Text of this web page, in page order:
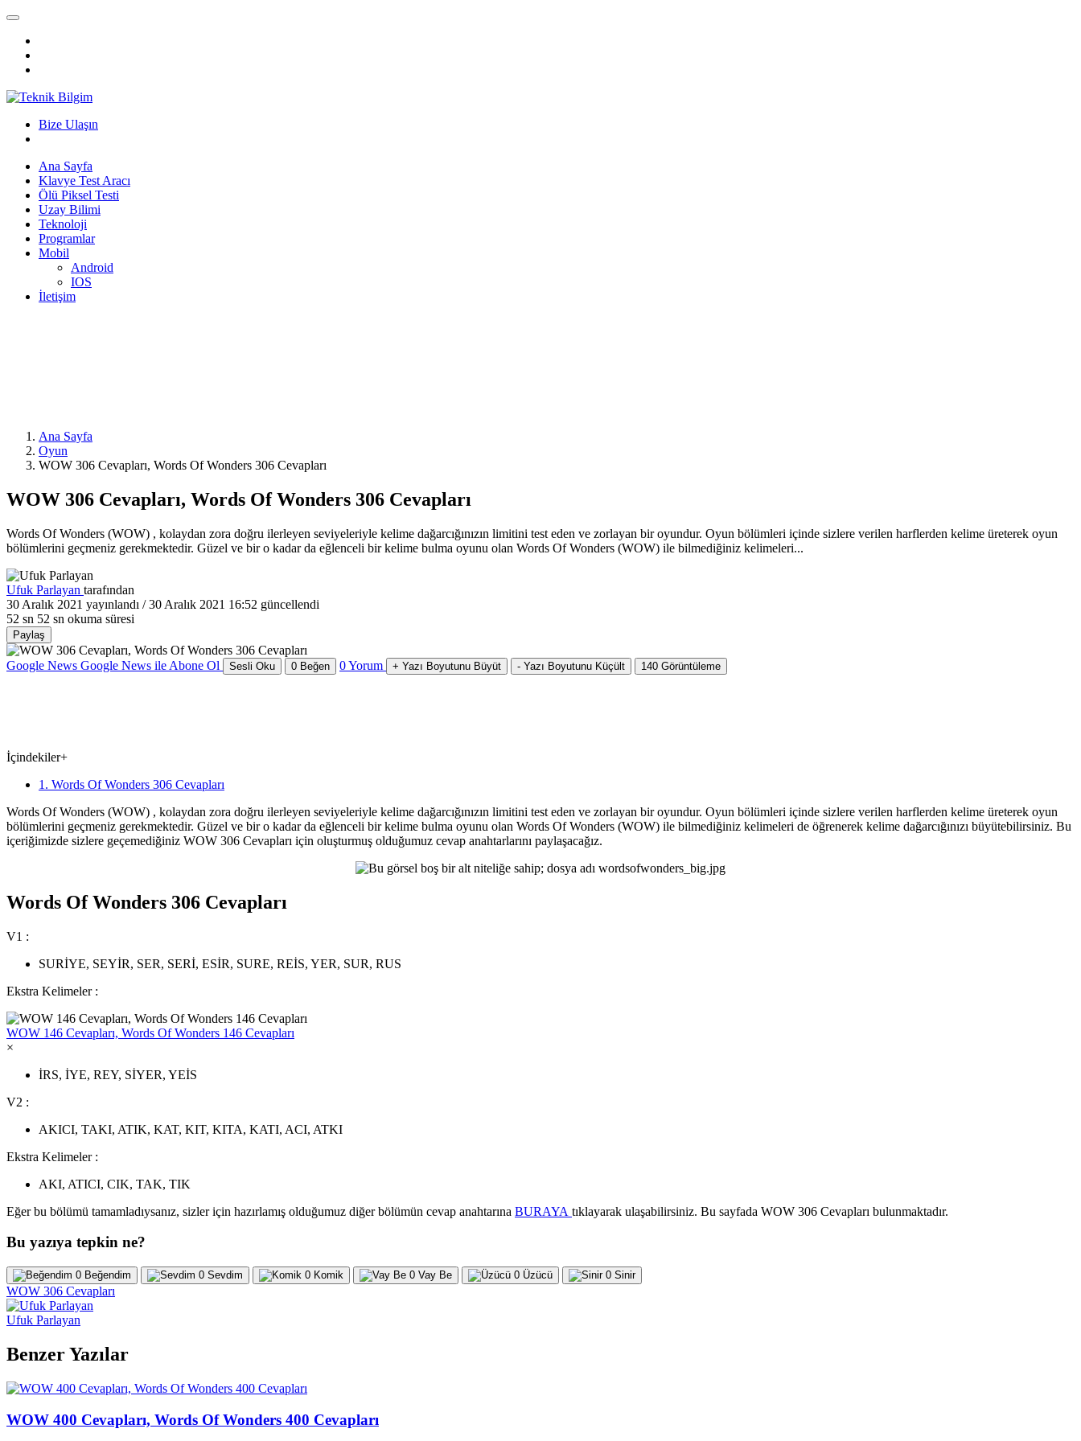
Bize Ulaşın
Ana Sayfa
Klavye Test Aracı
Ölü Piksel Testi
Uzay Bilimi
Teknoloji
Programlar
Mobil
Android
IOS
İletişim
Ana Sayfa
Oyun
WOW 306 Cevapları, Words Of Wonders 306 Cevapları
WOW 306 Cevapları, Words Of Wonders 306 Cevapları
Words Of Wonders (WOW) , kolaydan zora doğru ilerleyen seviyeleriyle kelime dağarcığınızın limitini test eden ve zorlayan bir oyundur. Oyun bölümleri içinde sizlere verilen harflerden kelime üreterek oyun
bölümlerini geçmeniz gerekmektedir. Güzel ve bir o kadar da eğlenceli bir kelime bulma oyunu olan Words Of Wonders (WOW) ile bilmediğiniz kelimeleri...
Ufuk Parlayan tarafından
30 Aralık 2021 yayınlandı /30 Aralık 2021 16:52 güncellendi
52 sn 52 sn okuma süresi
Paylaş
Google News Google News ile Abone Ol Sesli Oku 0 Beğen 0Yorum + Yazı Boyutunu Büyüt - Yazı Boyutunu Küçült 140 Görüntüleme
İçindekiler+
1. Words Of Wonders 306 Cevapları
Words Of Wonders (WOW) , kolaydan zora doğru ilerleyen seviyeleriyle kelime dağarcığınızın limitini test eden ve zorlayan bir oyundur. Oyun bölümleri içinde sizlere verilen harflerden kelime üreterek oyun
bölümlerini geçmeniz gerekmektedir. Güzel ve bir o kadar da eğlenceli bir kelime bulma oyunu olan Words Of Wonders (WOW) ile bilmediğiniz kelimeleri de öğrenerek kelime dağarcığınızı büyütebilirsiniz. Bu
içeriğimizde sizlere geçemediğiniz WOW 306 Cevapları için oluşturmuş olduğumuz cevap anahtarlarını paylaşacağız.
Words Of Wonders 306 Cevapları
V1 :
SURİYE, SEYİR, SER, SERİ, ESİR, SURE, REİS, YER, SUR, RUS
Ekstra Kelimeler :
WOW 146 Cevapları, Words Of Wonders 146 Cevapları
×
İRS, İYE, REY, SİYER, YEİS
V2 :
AKICI, TAKI, ATIK, KAT, KIT, KITA, KATI, ACI, ATKI
Ekstra Kelimeler :
AKI, ATICI, CIK, TAK, TIK
Eğer bu bölümü tamamladıysanız, sizler için hazırlamış olduğumuz diğer bölümün cevap anahtarına BURAYA tıklayarak ulaşabilirsiniz. Bu sayfada WOW 306 Cevapları bulunmaktadır.
Bu yazıya tepkin ne?
0 Beğendim 0 Sevdim 0 Komik 0 Vay Be 0 Üzücü 0 Sinir
WOW 306 Cevapları
Ufuk Parlayan
Benzer Yazılar
WOW 400 Cevapları, Words Of Wonders 400 Cevapları